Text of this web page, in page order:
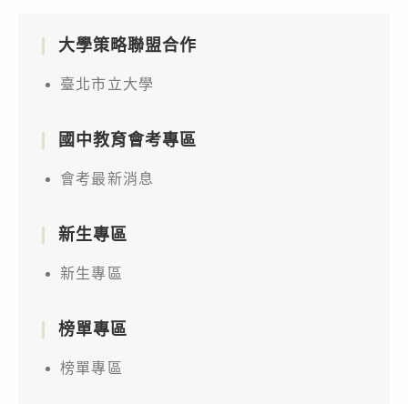
大學策略聯盟合作
臺北市立大學
國中教育會考專區
會考最新消息
新生專區
新生專區
榜單專區
榜單專區